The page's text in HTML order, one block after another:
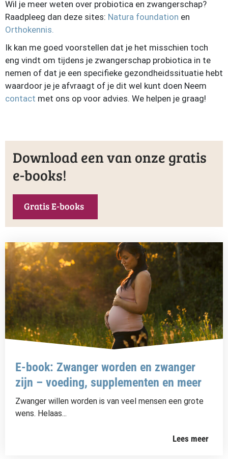
Wil je meer weten over probiotica en zwangerschap?
Raadpleeg dan deze sites: Natura foundation en
Orthokennis.
Ik kan me goed voorstellen dat je het misschien toch
eng vindt om tijdens je zwangerschap probiotica in te
nemen of dat je een specifieke gezondheidssituatie hebt
waardoor je je afvraagt of je dit wel kunt doen Neem
contact met ons op voor advies. We helpen je graag!
Download een van onze gratis
e-books!
Gratis E-books
E-book: Zwanger worden en zwanger
zijn – voeding, supplementen en meer
Zwanger willen worden is van veel mensen een grote
wens. Helaas...
Lees meer